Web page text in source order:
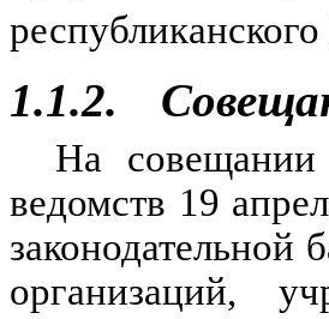
1.1.2.
На совещании
ведомств 19
законодательной
организаций,